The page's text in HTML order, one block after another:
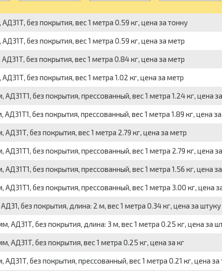
без покрытия, вес 1 метра 0.59 кг, цена за тонну
без покрытия, вес 1 метра 0.59 кг, цена за метр
без покрытия, вес 1 метра 0.84 кг, цена за метр
без покрытия, вес 1 метра 1.02 кг, цена за метр
без покрытия, прессованный, вес 1 метра 1.24 кг, цена
без покрытия, прессованный, вес 1 метра 1.89 кг, цена
без покрытия, вес 1 метра 2.79 кг, цена за метр
без покрытия, прессованный, вес 1 метра 2.79 кг, цена
без покрытия, прессованный, вес 1 метра 1.56 кг, цена
без покрытия, прессованный, вес 1 метра 3.00 кг, цена
без покрытия, длина: 2 м, вес 1 метра 0.34 кг, цена за штуку
без покрытия, длина: 3 м, вес 1 метра 0.25 кг, цена за
без покрытия, вес 1 метра 0.25 кг, цена за кг
без покрытия, прессованный, вес 1 метра 0.21 кг, цена за